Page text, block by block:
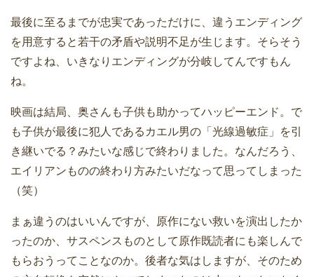
最後に至るまでが忠実であっただけに、違うエンディング
を用意すると若干の矛盾や説明不足が生じます。そらそう
ですよね、いきなりエンディングが分岐してんですもん
ね。
映画は結局、奥さんも子供も助かってハッピーエンド。で
も子供が最後に犯人であるカエル男の「光線過敏症」を引
き継いでる？みたいな感じで終わりました。なんだろう、
エイリアンものの終わり方みたいだなって思ってしまった
（笑）
まぁ違うのはいいんですが、原作にない救いを演出したか
ったのか、サスペンスものとして原作既読者にも楽しんで
もらおうってことなのか。後者な気はしますが、そのため